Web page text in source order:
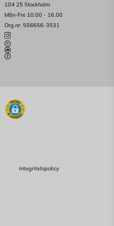
104 25 Stockholm
Mån-Fre 10:00 - 16.00
Org.nr: 556656-3531
Integritetspolicy